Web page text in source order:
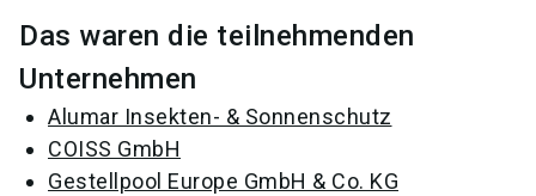
Das waren die teilnehmenden
Unternehmen
Alumar Insekten- & Sonnenschutz
COISS GmbH
Gestellpool Europe GmbH & Co. KG